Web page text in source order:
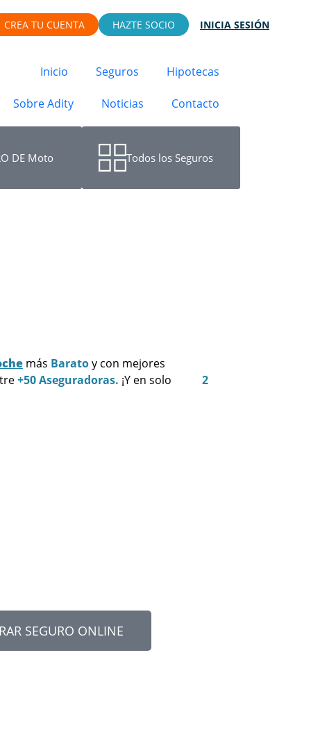
CREA TU CUENTA HAZTE SOCIO INICIA SESIÓN
Inicio Seguros Hipotecas
Sobre Adity Noticias Contacto
DE Moto Todos los Seguros
más Baratoy con mejores
+50 Aseguradoras. ¡Y en solo 2
SEGURO ONLINE